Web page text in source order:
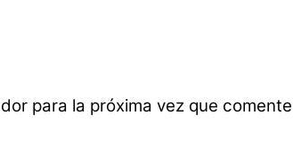
para la próxima vez que